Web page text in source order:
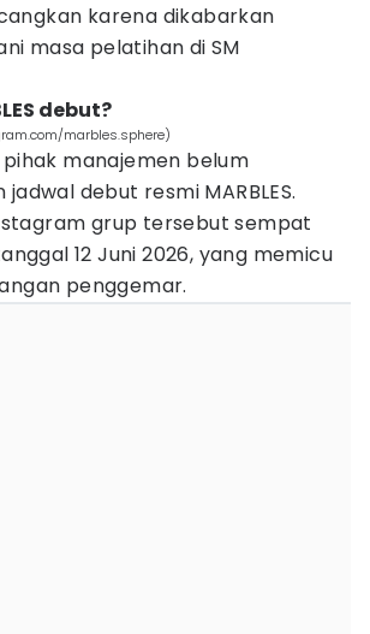
karena dikabarkan
masa pelatihan di SM
debut?
marbles.sphere)
pihak manajemen belum
debut resmi MARBLES.
grup tersebut sempat
12 Juni 2026, yang memicu
penggemar.